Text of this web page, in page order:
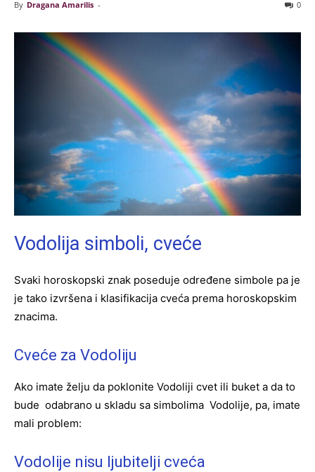
By Dragana Amarilis - 0
Vodolija simboli, cveće
Svaki horoskopski znak poseduje određene simbole pa je
je tako izvršena i klasifikacija cveća prema horoskopskim
znacima.
Cveće za Vodoliju
Ako imate želju da poklonite Vodoliji cvet ili buket a da to
bude odabrano u skladu sa simbolima Vodolije, pa, imate
mali problem:
Vodolije nisu ljubitelji cveća